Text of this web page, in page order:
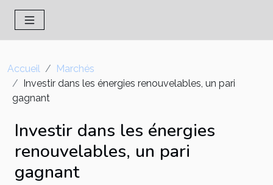
Accueil
Marchés
Investir dans les énergies renouvelables, un pari
gagnant
Investir dans les énergies
renouvelables, un pari
gagnant